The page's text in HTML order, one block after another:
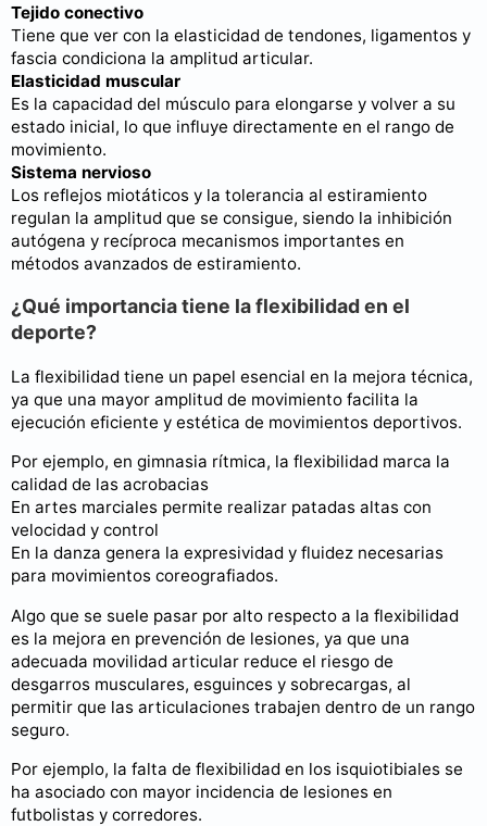
Tejido conectivo
Tiene que ver con la elasticidad de tendones, ligamentos y
fascia condiciona la amplitud articular.
Elasticidad muscular
Es la capacidad del músculo para elongarse y volver a su
estado inicial, lo que influye directamente en el rango de
movimiento.
Sistema nervioso
Los reflejos miotáticos y la tolerancia al estiramiento
regulan la amplitud que se consigue, siendo la inhibición
autógena y recíproca mecanismos importantes en
métodos avanzados de estiramiento.
¿Qué importancia tiene la flexibilidad en el
deporte?
La flexibilidad tiene un papel esencial en la mejora técnica,
ya que una mayor amplitud de movimiento facilita la
ejecución eficiente y estética de movimientos deportivos.
Por ejemplo, en gimnasia rítmica, la flexibilidad marca la
calidad de las acrobacias
En artes marciales permite realizar patadas altas con
velocidad y control
En la danza genera la expresividad y fluidez necesarias
para movimientos coreografiados.
Algo que se suele pasar por alto respecto a la flexibilidad
es la mejora en prevención de lesiones, ya que una
adecuada movilidad articular reduce el riesgo de
desgarros musculares, esguinces y sobrecargas, al
permitir que las articulaciones trabajen dentro de un rango
seguro.
Por ejemplo, la falta de flexibilidad en los isquiotibiales se
ha asociado con mayor incidencia de lesiones en
futbolistas y corredores.